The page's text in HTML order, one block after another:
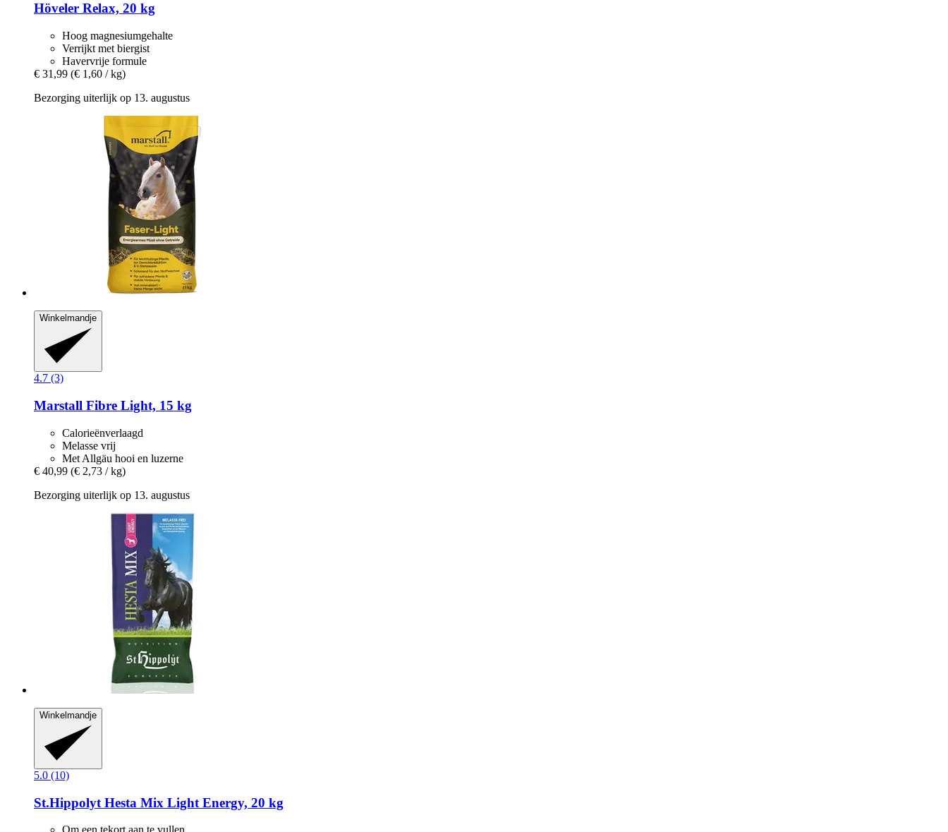
Höveler Relax, 20 kg
Hoog magnesiumgehalte
Verrijkt met biergist
Havervrije formule
€ 31,99 (€ 1,60 / kg)
Bezorging uiterlijk op 13. augustus
Winkelmandje
4.7 (3)
Marstall Fibre Light, 15 kg
Calorieënverlaagd
Melasse vrij
Met Allgäu hooi en luzerne
€ 40,99 (€ 2,73 / kg)
Bezorging uiterlijk op 13. augustus
Winkelmandje
5.0 (10)
St.Hippolyt Hesta Mix Light Energy, 20 kg